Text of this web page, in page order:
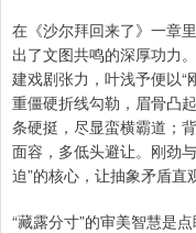
在《沙尔拜回来了》一章
出了文图共鸣的深厚功力
建戏剧张力，叶浅予便以“
重僵硬折线勾勒，眉骨凸
条硬挺，尽显蛮横霸道；
面容，多低头避让。刚劲
迫”的核心，让抽象矛盾直
“藏露分寸”的审美智慧是